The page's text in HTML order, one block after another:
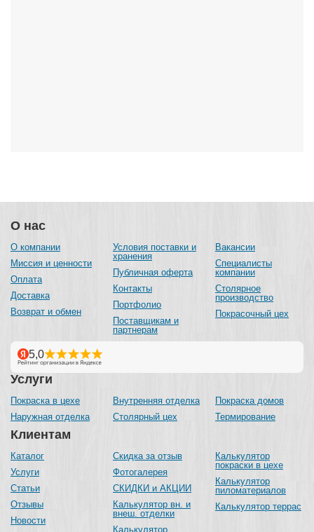
О нас
О компании
Миссия и ценности
Оплата
Доставка
Возврат и обмен
Условия поставки и
хранения
Публичная оферта
Контакты
Портфолио
Поставщикам и
партнерам
Вакансии
Специалисты
компании
Столярное
производство
Покрасочный цех
Услуги
Покраска в цехе
Наружная отделка
Внутренняя отделка
Столярный цех
Покраска домов
Термирование
Клиентам
Каталог
Услуги
Статьи
Отзывы
Новости
Скидка за отзыв
Фотогалерея
СКИДКИ и АКЦИИ
Калькулятор вн. и
внеш. отделки
Калькулятор
Калькулятор
покраски в цехе
Калькулятор
пиломатериалов
Калькулятор террас